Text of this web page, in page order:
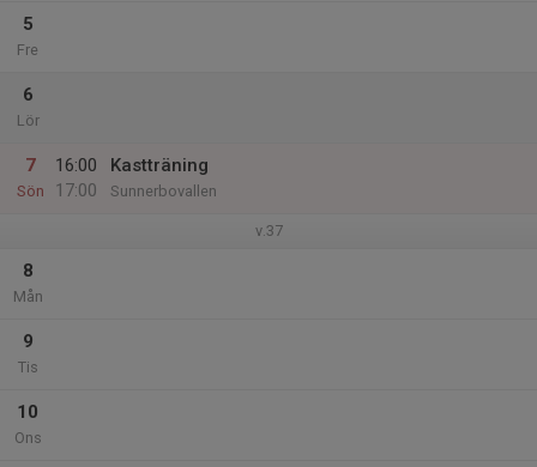
5
Fre
6
Lör
7
Sön
16:00
17:00
Kastträning
Sunnerbovallen
v.37
8
Mån
9
Tis
10
Ons